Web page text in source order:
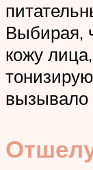
Выбирая,
кожу
вызывало